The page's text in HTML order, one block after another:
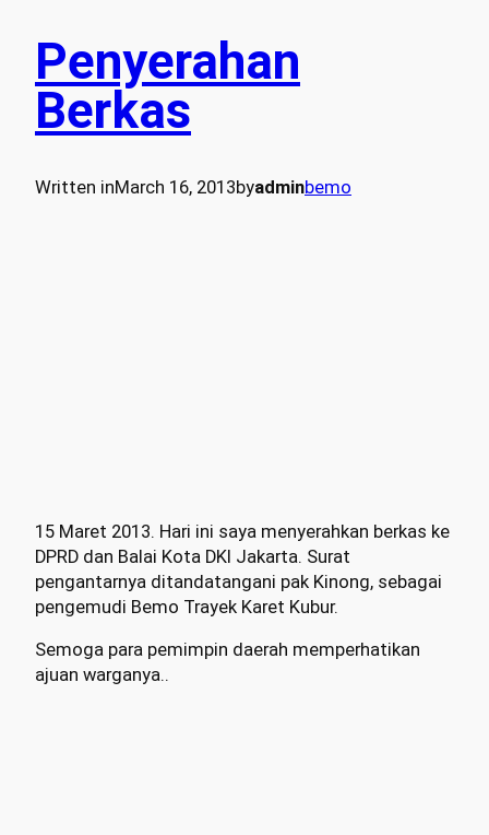
Penyerahan
Berkas
Written inMarch 16, 2013byadminbemo
15 Maret 2013. Hari ini saya menyerahkan berkas ke
DPRD dan Balai Kota DKI Jakarta. Surat
pengantarnya ditandatangani pak Kinong, sebagai
pengemudi Bemo Trayek Karet Kubur.
Semoga para pemimpin daerah memperhatikan
ajuan warganya..